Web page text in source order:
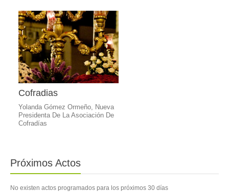
Cofradias
Yolanda Gómez Ormeño, Nueva
Presidenta De La Asociación De
Cofradías
Próximos Actos
No existen actos programados para los próximos 30 días